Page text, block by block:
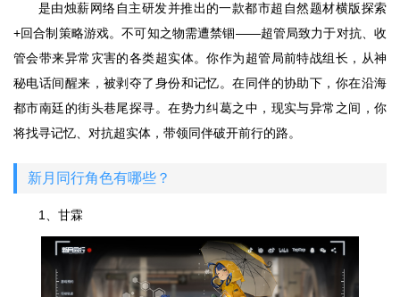
是由烛薪网络自主研发并推出的一款都市超自然题材横版探索
+回合制策略游戏。不可知之物需遭禁锢——超管局致力于对抗、收
管会带来异常灾害的各类超实体。你作为超管局前特战组长，从神
秘电话间醒来，被剥夺了身份和记忆。在同伴的协助下，你在沿海
都市南廷的街头巷尾探寻。在势力纠葛之中，现实与异常之间，你
将找寻记忆、对抗超实体，带领同伴破开前行的路。
新月同行角色有哪些？
1、甘霖